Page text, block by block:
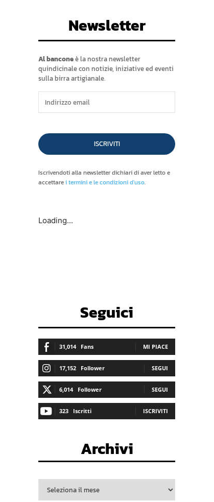
Newsletter
Al banconeè la nostra newsletter
quindicinale con notizie, iniziative ed eventi
sulla birra artigianale.
ISCRIVITI
Iscrivendoti alla newsletter dichiari di aver letto e
accettarei termini e le condizioni d'uso.
Loading...
Seguici
31,014 Fans MI PIACE
17,152 Follower SEGUI
6,014 Follower SEGUI
323 Iscritti ISCRIVITI
Archivi